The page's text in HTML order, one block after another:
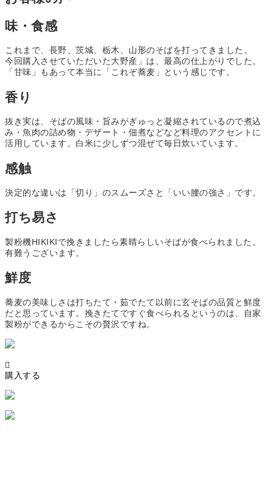
味・食感
これまで、長野、茨城、栃木、山形のそばを打ってきました。
今回購入させていただいた大野産」は、最高の仕上がりでした。
「甘味」もあって本当に 「これぞ蕎麦」 という感じです。
香り
抜き実は、 そばの風味・旨みがぎゅっと凝縮されているので煮込
み・魚肉の詰め物・デザート・佃煮などなど料理のアクセント に
活用しています。白米に少しずつ混ぜて毎日炊いています。
感触
決定的な違いは 「切り」のスムーズさと「いい腰の強さ」 です。
打ち易さ
製粉機HIKIKIで挽きましたら素晴らしいそばが食べられました。
有難うございます。
鮮度
蕎麦の美味しさは打ちたて・茹でたて以前に玄そばの品質と鮮度
だと思っています。 挽きたてですぐ食べられるというのは、自家
製粉ができるからこその贅沢 ですね。

購入する